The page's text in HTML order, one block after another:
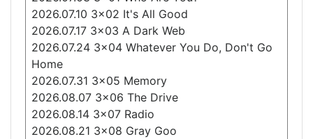
2026.07.10 3x02 It's All Good
2026.07.17 3x03 A Dark Web
2026.07.24 3x04 Whatever You Do, Don't Go
Home
2026.07.31 3x05 Memory
2026.08.07 3x06 The Drive
2026.08.14 3x07 Radio
2026.08.21 3x08 Gray Goo